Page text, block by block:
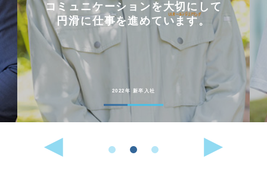
コミュニケーションを大切にして
円滑に仕事を進めています。
2022年 新卒入社